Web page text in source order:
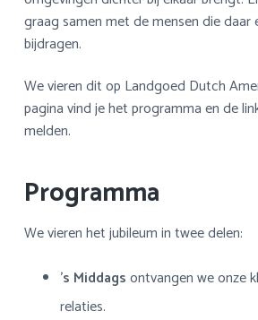
graag samen met de mensen die daar
bijdragen.
We vieren dit op Landgoed Dutch
pagina vind je het programma en de
melden.
Programma
We vieren het jubileum in twee delen:
’s Middagsontvangen we onze
relaties.